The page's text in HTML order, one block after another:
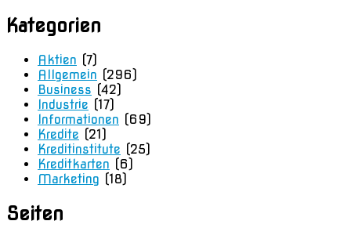
Kategorien
Aktien (7)
Allgemein (296)
Business (42)
Industrie (17)
Informationen (69)
Kredite (21)
Kreditinstitute (25)
Kreditkarten (6)
Marketing (18)
Seiten